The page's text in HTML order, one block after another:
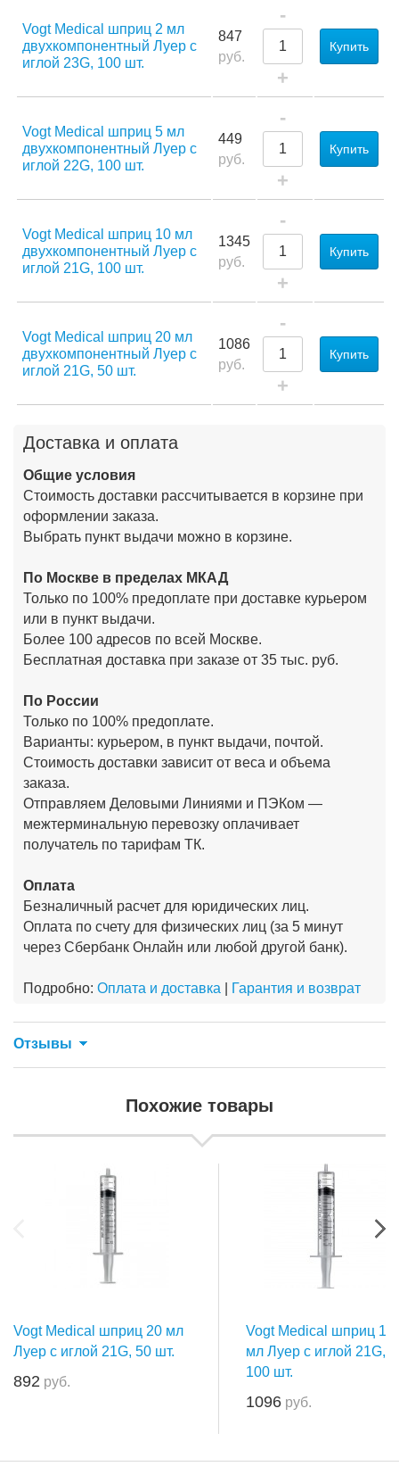
Vogt Medical шприц 2 мл
двухкомпонентный Луер с
иглой 23G, 100 шт.
847
руб.
-
+
Купить
Vogt Medical шприц 5 мл
двухкомпонентный Луер с
иглой 22G, 100 шт.
449
руб.
-
+
Купить
Vogt Medical шприц 10 мл
двухкомпонентный Луер с
иглой 21G, 100 шт.
1345
руб.
-
+
Купить
Vogt Medical шприц 20 мл
двухкомпонентный Луер с
иглой 21G, 50 шт.
1086
руб.
-
+
Купить
Доставка и оплата
Общие условия
Стоимость доставки рассчитывается в корзине при
оформлении заказа.
Выбрать пункт выдачи можно в корзине.
По Москве в пределах МКАД
Только по 100% предоплате при доставке курьером
или в пункт выдачи.
Более 100 адресов по всей Москве.
Бесплатная доставка при заказе от 35 тыс. руб.
По России
Только по 100% предоплате.
Варианты: курьером, в пункт выдачи, почтой.
Стоимость доставки зависит от веса и объема
заказа.
Отправляем Деловыми Линиями и ПЭКом —
межтерминальную перевозку оплачивает
получатель по тарифам ТК.
Оплата
Безналичный расчет для юридических лиц.
Оплата по счету для физических лиц (за 5 минут
через Сбербанк Онлайн или любой другой банк).
Подробно: Оплата и доставка Гарантия и возврат
Отзывы
Похожие товары
Vogt Medical шприц 20 мл
Луер с иглой 21G, 50 шт.
892 руб.
Vogt Medical шприц 10
мл Луер с иглой 21G,
100 шт.
1096 руб.